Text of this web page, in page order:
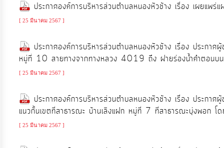
ประกาศองค์การบริหารส่วนตำบลหนองหัวช้าง เรื่อง เผยแ
[ 25 มีนาคม 2567 ]
ประกาศองค์การบริหารส่วนตำบลหนองหัวช้าง เรื่อง ประกาศ
หมู่ที่ 10 สายทางจากทางหลวง 4019 ถึง ฝายร่องน้ำคำตอนบน
[ 25 มีนาคม 2567 ]
ประกาศองค์การบริหารส่วนตำบลหนองหัวช้าง เรื่อง ประกาศ
แนวกั้นเขตที่สาธารณะ บ้านเลิงแฝก หมู่ที่ 7 ที่สาธารณะบุ่งพอก โดย
[ 25 มีนาคม 2567 ]